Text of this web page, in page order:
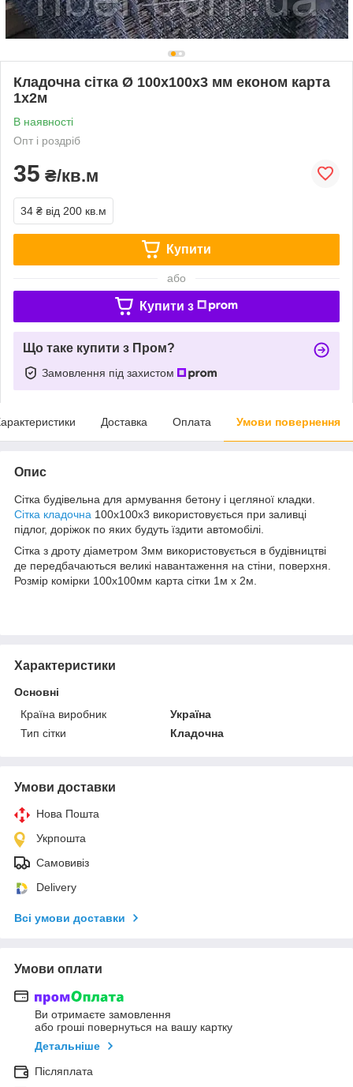
Кладочна сітка Ø 100х100х3 мм економ карта
1х2м
В наявності
Опт і роздріб
35 ₴/кв.м
34 ₴ від 200 кв.м
Купити
або
Купити з
Що таке купити з Пром?
Замовлення під захистом
Доставка Оплата Умови повернення
Опис
Сітка будівельна для армування бетону і цегляної кладки.
Сітка кладочна 100х100х3 використовується при заливці
підлог, доріжок по яких будуть їздити автомобілі.
Сітка з дроту діаметром 3мм використовується в будівництві
де передбачаються великі навантаження на стіни, поверхня.
Розмір комірки 100х100мм карта сітки 1м х 2м.
Характеристики
Основні
Країна виробник
Україна
Тип сітки
Кладочна
Умови доставки
Нова Пошта
Укрпошта
Самовивіз
Delivery
Всі умови доставки
Умови оплати
Ви отримаєте замовлення
або гроші повернуться на вашу картку
Детальніше
Післяплата